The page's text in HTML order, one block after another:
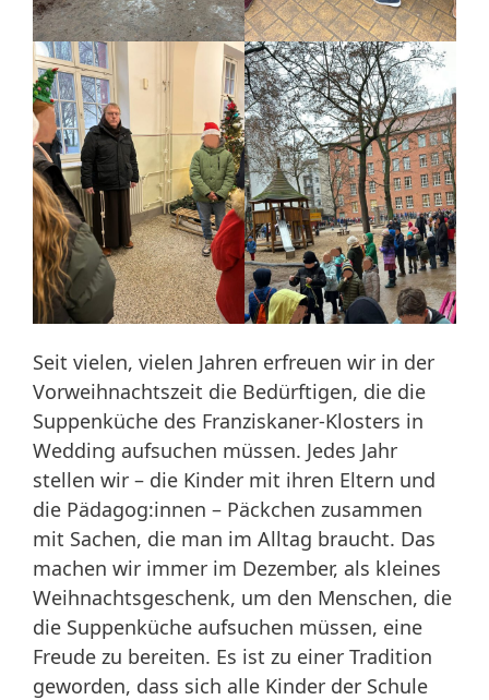
Seit vielen, vielen Jahren erfreuen wir in der
Vorweihnachtszeit die Bedürftigen, die die
Suppenküche des Franziskaner-Klosters in
Wedding aufsuchen müssen. Jedes Jahr
stellen wir – die Kinder mit ihren Eltern und
die Pädagog:innen – Päckchen zusammen
mit Sachen, die man im Alltag braucht. Das
machen wir immer im Dezember, als kleines
Weihnachtsgeschenk, um den Menschen, die
die Suppenküche aufsuchen müssen, eine
Freude zu bereiten. Es ist zu einer Tradition
geworden, dass sich alle Kinder der Schule